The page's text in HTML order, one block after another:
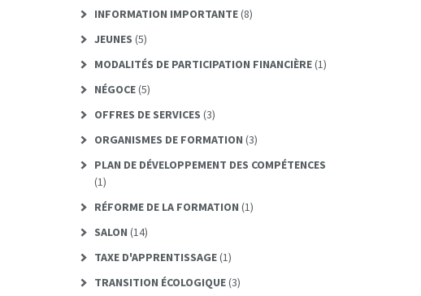
INFORMATION IMPORTANTE(8)
JEUNES (5)
MODALITÉS DE PARTICIPATION FINANCIÈRE(1)
NÉGOCE(5)
OFFRES DE SERVICES (3)
ORGANISMES DE FORMATION (3)
PLAN DE DÉVELOPPEMENT DES COMPÉTENCES
(1)
RÉFORME DE LA FORMATION (1)
SALON (14)
TAXE D'APPRENTISSAGE(1)
TRANSITION ÉCOLOGIQUE(3)